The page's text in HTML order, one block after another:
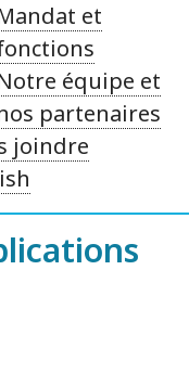
et
équipe et
partenaires
joindre